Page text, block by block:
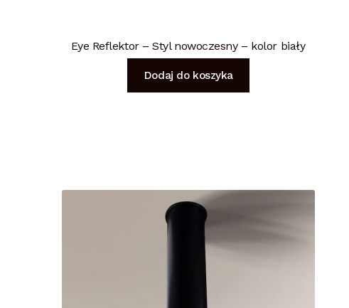
Eye Reflektor – Styl nowoczesny – kolor biały
Dodaj do koszyka